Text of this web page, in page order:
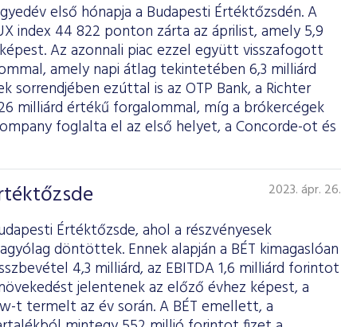
első hónapja a Budapesti Értéktőzsdén. A
index 44 822 ponton zárta az áprilist, amely 5,9
Az azonnali piac ezzel együtt visszafogott
amely napi átlag tekintetében 6,3 milliárd
ezúttal is az OTP Bank, a Richter
milliárd értékű forgalommal, míg a brókercégek
foglalta el az első helyet, a Concorde-ot és
2023. ápr. 26.
Értéktőzsde, ahol a részvényesek
döntöttek. Ennek alapján a BÉT kimagaslóan
4,3 milliárd, az EBITDA 1,6 milliárd forintot
jelentenek az előző évhez képest, a
t termelt az év során. A BÉT emellett, a